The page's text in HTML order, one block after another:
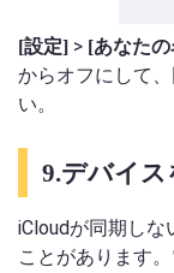
[設定] > [あなた
からオフにして
い。
9.デバイス
iCloudが同期しな
ことがあります